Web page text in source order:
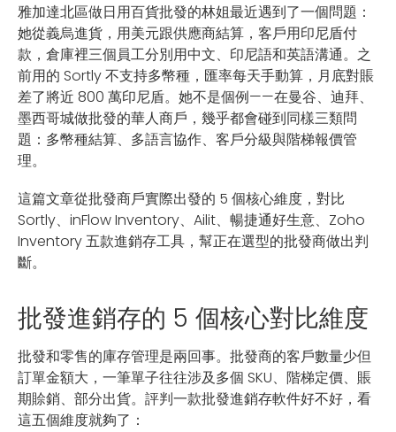
雅加達北區做日用百貨批發的林姐最近遇到了一個問題：
她從義烏進貨，用美元跟供應商結算，客戶用印尼盾付
款，倉庫裡三個員工分別用中文、印尼語和英語溝通。之
前用的 Sortly 不支持多幣種，匯率每天手動算，月底對賬
差了將近 800 萬印尼盾。她不是個例——在曼谷、迪拜、
墨西哥城做批發的華人商戶，幾乎都會碰到同樣三類問
題：多幣種結算、多語言協作、客戶分級與階梯報價管
理。
這篇文章從批發商戶實際出發的 5 個核心維度，對比
Sortly、inFlow Inventory、Ailit、暢捷通好生意、Zoho
Inventory 五款進銷存工具，幫正在選型的批發商做出判
斷。
批發進銷存的 5 個核心對比維度
批發和零售的庫存管理是兩回事。批發商的客戶數量少但
訂單金額大，一筆單子往往涉及多個 SKU、階梯定價、賬
期賒銷、部分出貨。評判一款批發進銷存軟件好不好，看
這五個維度就夠了：